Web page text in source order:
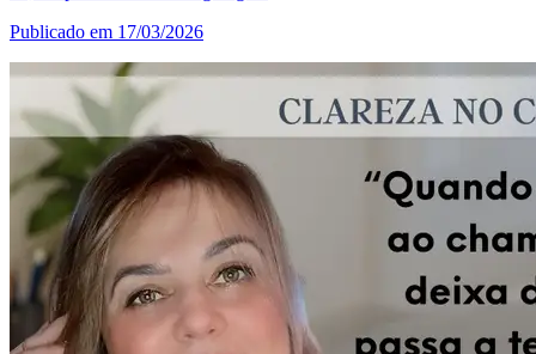
Publicado em 17/03/2026